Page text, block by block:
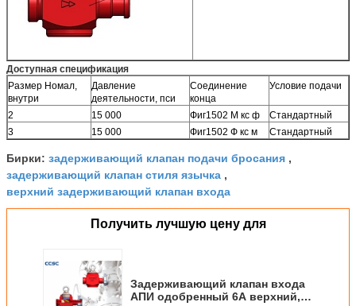
Доступная спецификация
Размер Номал,
внутри
Давление
деятельности, пси
Соединение
конца
Условие подачи
2 15 000 Фиг1502 М кс ф
Стандартный
3
15 000 Фиг1502 Ф кс м Стандартный
Бирки: задерживающий клапан подачи бросания ,
задерживающий клапан стиля язычка ,
верхний задерживающий клапан входа
Получить лучшую цену для
Задерживающий клапан входа
АПИ одобренный 6А верхний,